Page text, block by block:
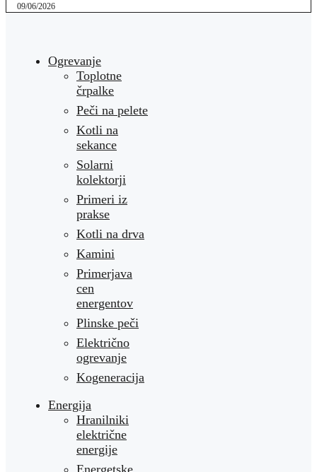
09/06/2026
Ogrevanje
Toplotne
črpalke
Peči na pelete
Kotli na
sekance
Solarni
kolektorji
Primeri iz
prakse
Kotli na drva
Kamini
Primerjava
cen
energentov
Plinske peči
Električno
ogrevanje
Kogeneracija
Energija
Hranilniki
električne
energije